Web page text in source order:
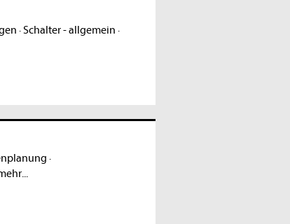
·Schalter - allgemein ·
·